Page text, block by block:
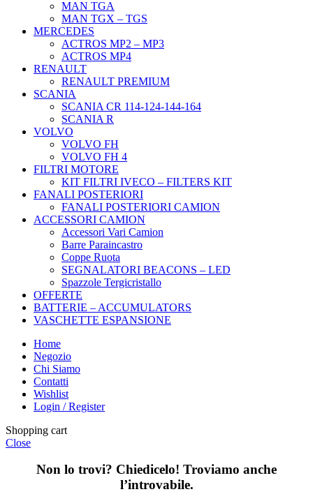
MAN TGA
MAN TGX – TGS
MERCEDES
ACTROS MP2 – MP3
ACTROS MP4
RENAULT
RENAULT PREMIUM
SCANIA
SCANIA CR 114-124-144-164
SCANIA R
VOLVO
VOLVO FH
VOLVO FH 4
FILTRI MOTORE
KIT FILTRI IVECO – FILTERS KIT
FANALI POSTERIORI
FANALI POSTERIORI CAMION
ACCESSORI CAMION
Accessori Vari Camion
Barre Paraincastro
Coppe Ruota
SEGNALATORI BEACONS – LED
Spazzole Tergicristallo
OFFERTE
BATTERIE – ACCUMULATORS
VASCHETTE ESPANSIONE
Home
Negozio
Chi Siamo
Contatti
Wishlist
Login / Register
Shopping cart
Close
Non lo trovi? Chiedicelo! Troviamo anche
l’introvabile.